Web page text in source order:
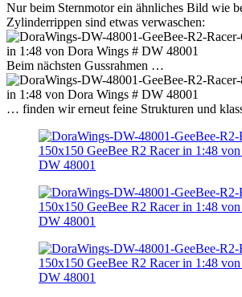
Nur beim Sternmotor ein ähnliches Bild wie
Zylinderrippen sind etwas verwaschen:
Beim nächsten Gussrahmen …
… finden wir erneut feine Strukturen und